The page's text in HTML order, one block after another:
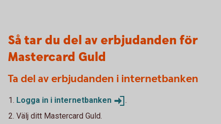
Så tar du del av erbjudanden för
Mastercard Guld
Ta del av erbjudanden i internetbanken
Logga in i internetbanken
.
Välj ditt Mastercard Guld.